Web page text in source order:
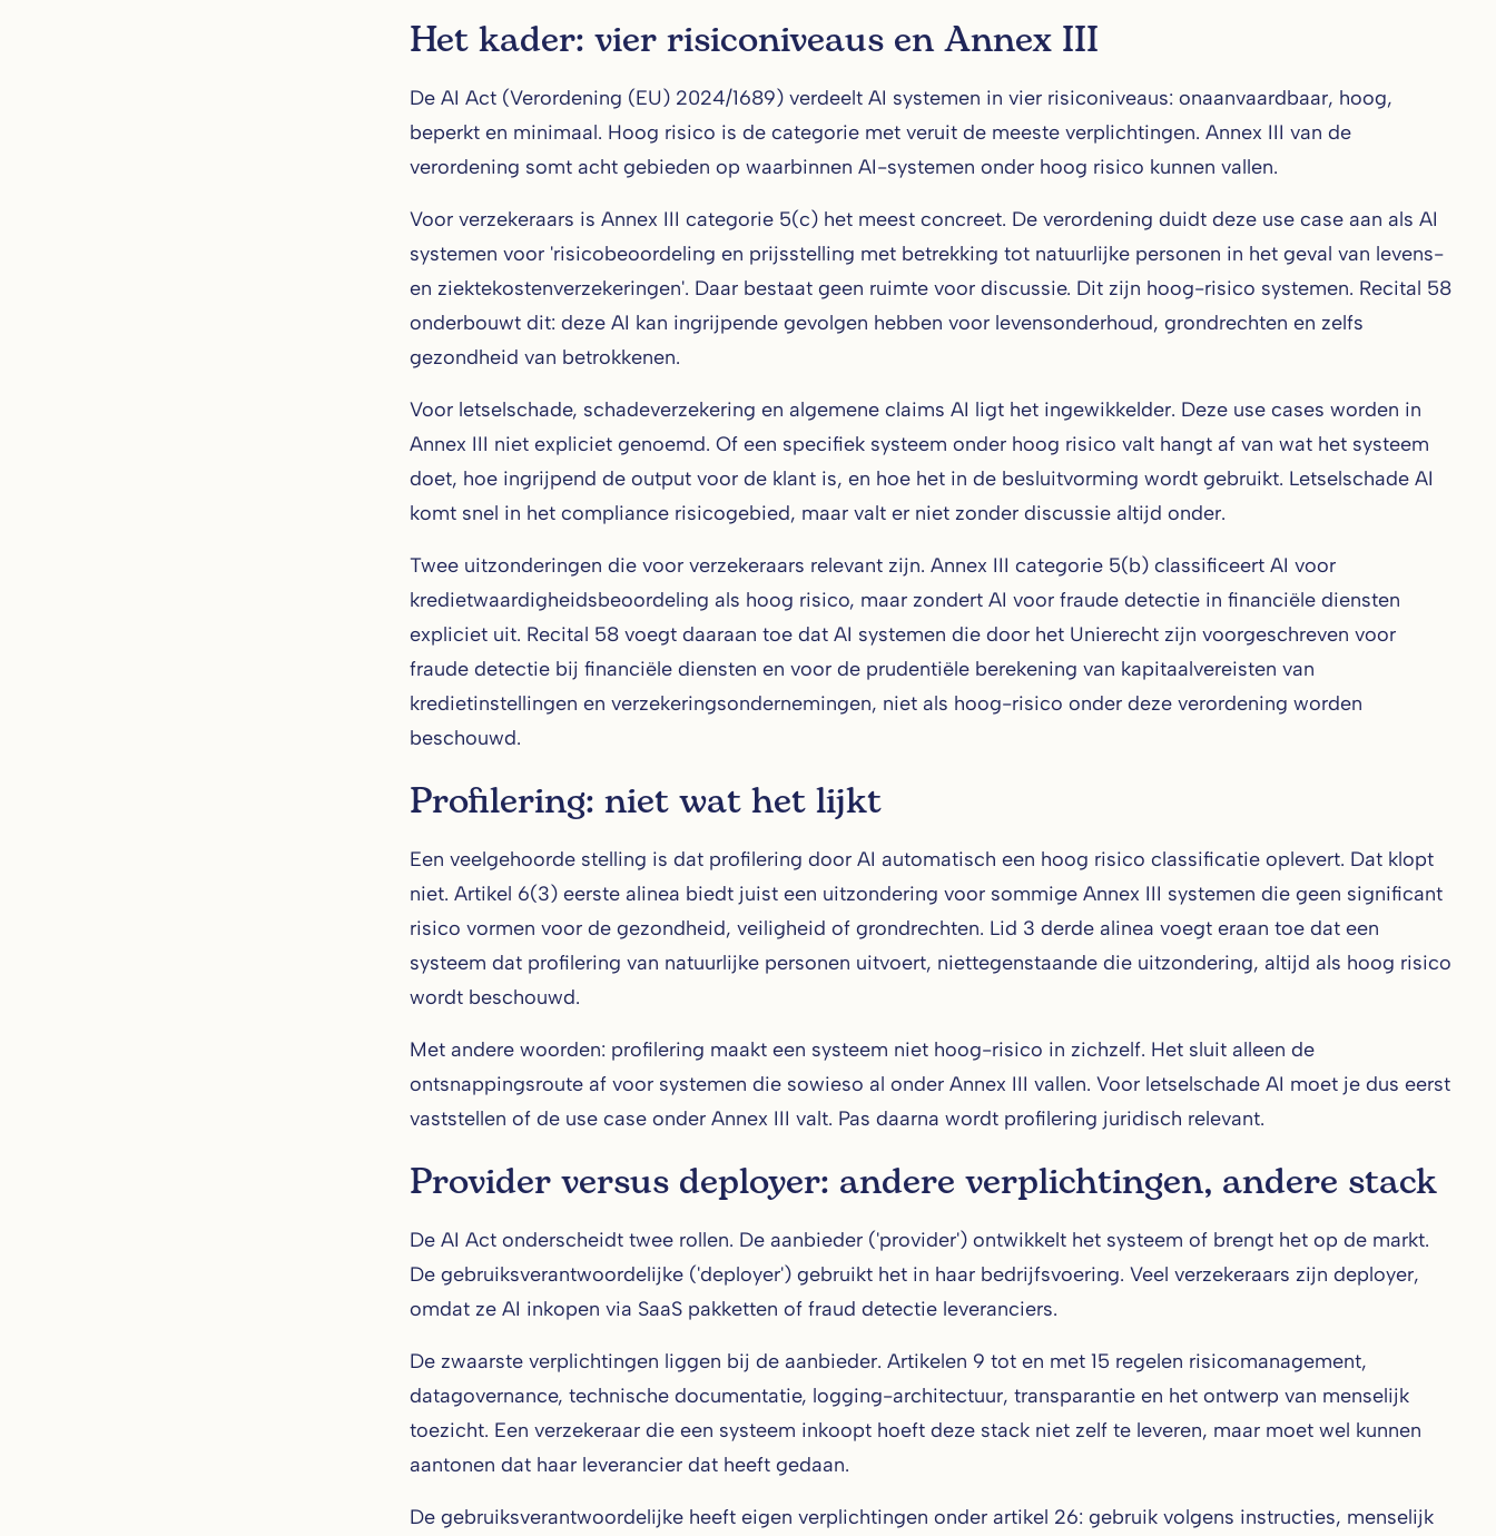
Het kader: vier risiconiveaus en Annex III
De AI Act (Verordening (EU) 2024/1689) verdeelt AI systemen in vier risiconiveaus: onaanvaardbaar, hoog,
beperkt en minimaal. Hoog risico is de categorie met veruit de meeste verplichtingen. Annex III van de
verordening somt acht gebieden op waarbinnen AI-systemen onder hoog risico kunnen vallen.
Voor verzekeraars is Annex III categorie 5(c) het meest concreet. De verordening duidt deze use case aan als AI
systemen voor 'risicobeoordeling en prijsstelling met betrekking tot natuurlijke personen in het geval van levens-
en ziektekostenverzekeringen'. Daar bestaat geen ruimte voor discussie. Dit zijn hoog-risico systemen. Recital 58
onderbouwt dit: deze AI kan ingrijpende gevolgen hebben voor levensonderhoud, grondrechten en zelfs
gezondheid van betrokkenen.
Voor letselschade, schadeverzekering en algemene claims AI ligt het ingewikkelder. Deze use cases worden in
Annex III niet expliciet genoemd. Of een specifiek systeem onder hoog risico valt hangt af van wat het systeem
doet, hoe ingrijpend de output voor de klant is, en hoe het in de besluitvorming wordt gebruikt. Letselschade AI
komt snel in het compliance risicogebied, maar valt er niet zonder discussie altijd onder.
Twee uitzonderingen die voor verzekeraars relevant zijn. Annex III categorie 5(b) classificeert AI voor
kredietwaardigheidsbeoordeling als hoog risico, maar zondert AI voor fraude detectie in financiële diensten
expliciet uit. Recital 58 voegt daaraan toe dat AI systemen die door het Unierecht zijn voorgeschreven voor
fraude detectie bij financiële diensten en voor de prudentiële berekening van kapitaalvereisten van
kredietinstellingen en verzekeringsondernemingen, niet als hoog-risico onder deze verordening worden
beschouwd.
Profilering: niet wat het lijkt
Een veelgehoorde stelling is dat profilering door AI automatisch een hoog risico classificatie oplevert. Dat klopt
niet. Artikel 6(3) eerste alinea biedt juist een uitzondering voor sommige Annex III systemen die geen significant
risico vormen voor de gezondheid, veiligheid of grondrechten. Lid 3 derde alinea voegt eraan toe dat een
systeem dat profilering van natuurlijke personen uitvoert, niettegenstaande die uitzondering, altijd als hoog risico
wordt beschouwd.
Met andere woorden: profilering maakt een systeem niet hoog-risico in zichzelf. Het sluit alleen de
ontsnappingsroute af voor systemen die sowieso al onder Annex III vallen. Voor letselschade AI moet je dus eerst
vaststellen of de use case onder Annex III valt. Pas daarna wordt profilering juridisch relevant.
Provider versus deployer: andere verplichtingen, andere stack
De AI Act onderscheidt twee rollen. De aanbieder ('provider') ontwikkelt het systeem of brengt het op de markt.
De gebruiksverantwoordelijke ('deployer') gebruikt het in haar bedrijfsvoering. Veel verzekeraars zijn deployer,
omdat ze AI inkopen via SaaS pakketten of fraud detectie leveranciers.
De zwaarste verplichtingen liggen bij de aanbieder. Artikelen 9 tot en met 15 regelen risicomanagement,
datagovernance, technische documentatie, logging-architectuur, transparantie en het ontwerp van menselijk
toezicht. Een verzekeraar die een systeem inkoopt hoeft deze stack niet zelf te leveren, maar moet wel kunnen
aantonen dat haar leverancier dat heeft gedaan.
De gebruiksverantwoordelijke heeft eigen verplichtingen onder artikel 26: gebruik volgens instructies, menselijk